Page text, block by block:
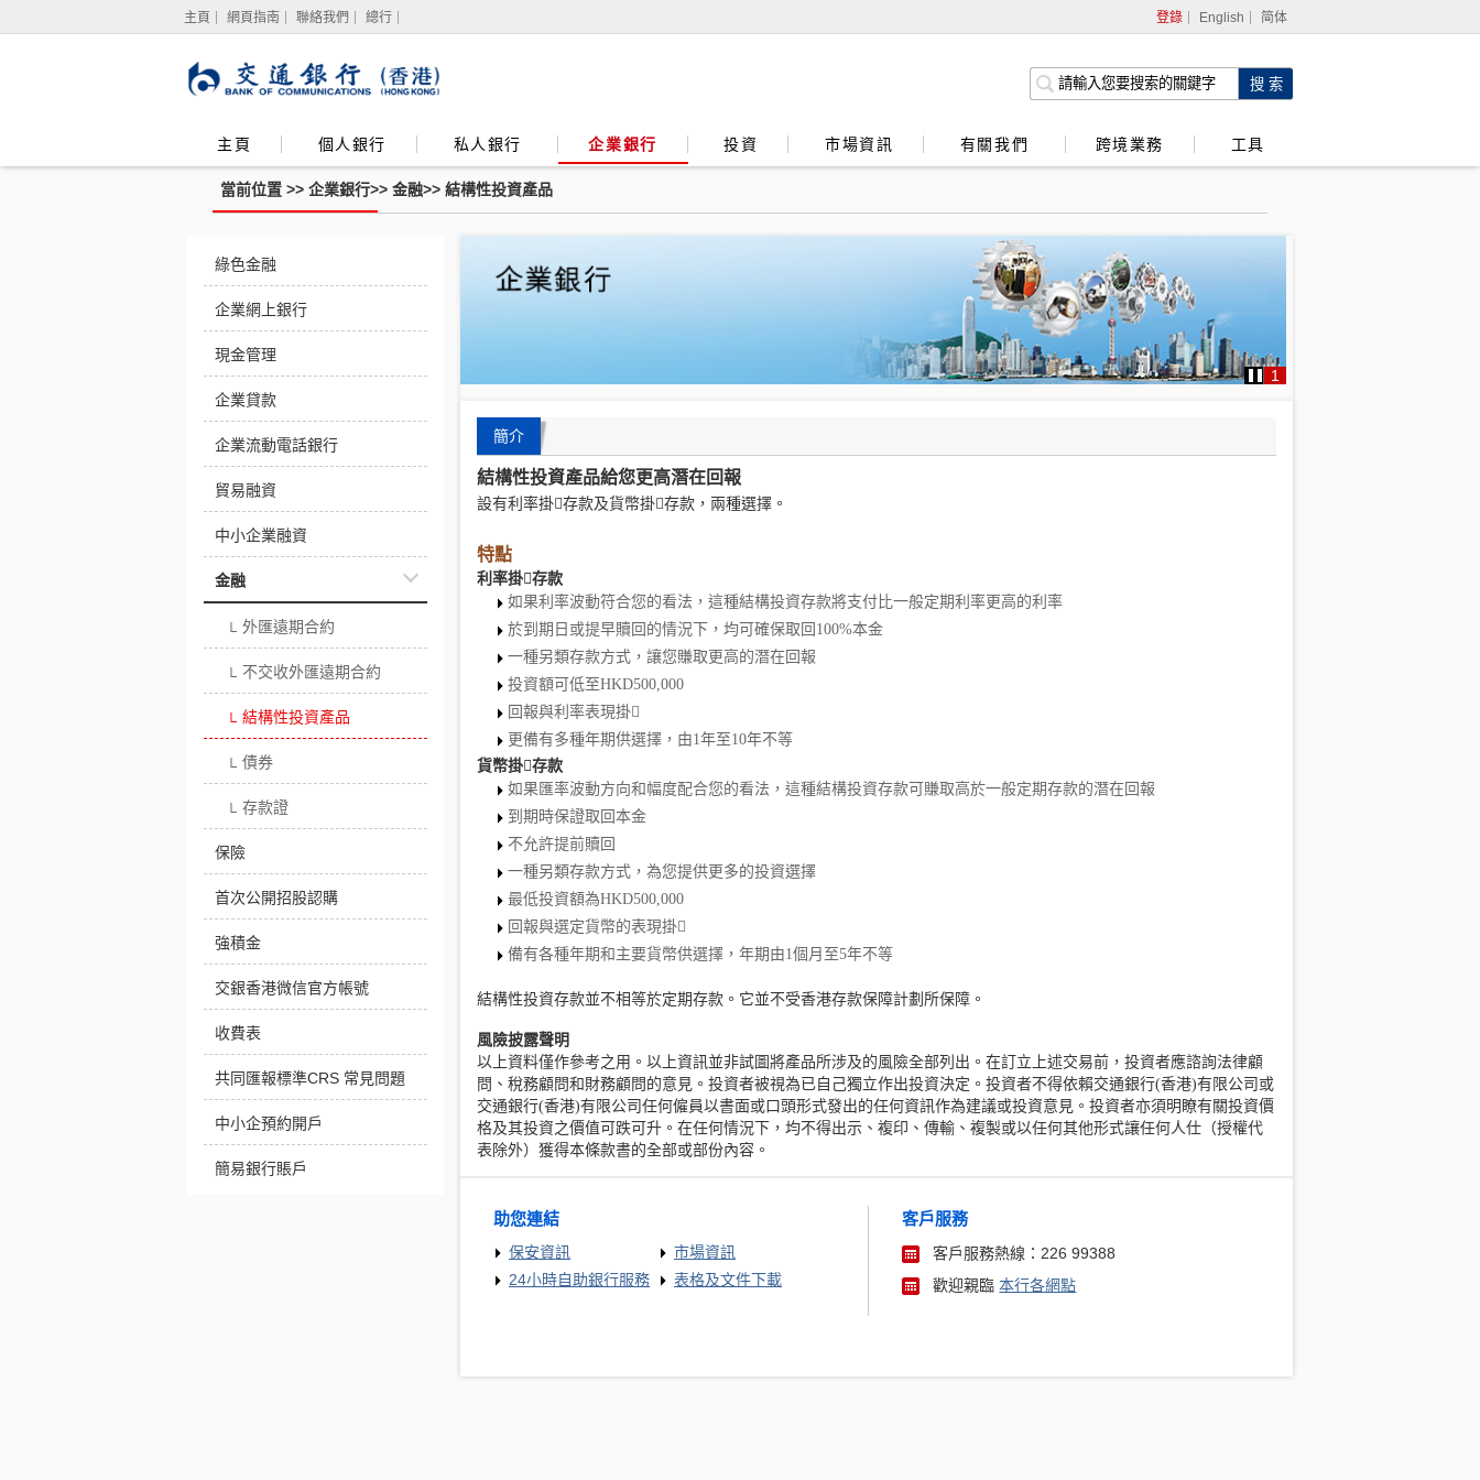
主頁 網頁指南 聯絡我們 總行 登錄 English 简体
強積金服務
主頁 個人銀行 私人銀行 企業銀行 投資 市場資訊 有關我們 跨境業務 工具
當前位置 >> 企業銀行>> 金融>> 結構性投資產品
綠色金融
企業網上銀行
現金管理
企業貸款
企業流動電話銀行
貿易融資
中小企業融資
金融
└ 外匯遠期合約
└ 不交收外匯遠期合約
└ 結構性投資產品
└ 債券
└ 存款證
保險
首次公開招股認購
強積金
交銀香港微信官方帳號
收費表
共同匯報標準CRS 常見問題
中小企預約開戶
簡易銀行賬戶
1
簡介
結構性投資產品給您更高潛在回報
設有利率掛存款及貨幣掛存款，兩種選擇。
特點
利率掛存款
如果利率波動符合您的看法，這種結構投資存款將支付比一般定期利率更高的利率
於到期日或提早贖回的情況下，均可確保取回100%本金
一種另類存款方式，讓您賺取更高的潛在回報
投資額可低至HKD500,000
回報與利率表現掛
更備有多種年期供選擇，由1年至10年不等
貨幣掛存款
如果匯率波動方向和幅度配合您的看法，這種結構投資存款可賺取高於一般定期存款的潛在回報
到期時保證取回本金
不允許提前贖回
一種另類存款方式，為您提供更多的投資選擇
最低投資額為HKD500,000
回報與選定貨幣的表現掛
備有各種年期和主要貨幣供選擇，年期由1個月至5年不等
結構性投資存款並不相等於定期存款。它並不受香港存款保障計劃所保障。
風險披露聲明
以上資料僅作參考之用。以上資訊並非試圖將產品所涉及的風險全部列出。在訂立上述交易前，投資者應諮詢法律顧
問、稅務顧問和財務顧問的意見。投資者被視為已自己獨立作出投資決定。投資者不得依賴交通銀行(香港)有限公司或
交通銀行(香港)有限公司任何僱員以書面或口頭形式發出的任何資訊作為建議或投資意見。投資者亦須明瞭有關投資價
格及其投資之價值可跌可升。在任何情況下，均不得出示、複印、傳輸、複製或以任何其他形式讓任何人仕（授權代
表除外）獲得本條款書的全部或部份內容。
助您連結
保安資訊
市場資訊
24小時自助銀行服務
表格及文件下載
客戶服務
客戶服務熱線：226 99388
歡迎親臨本行各網點